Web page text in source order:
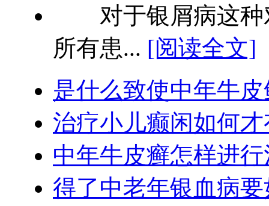
对于银屑病这种
所有患... [阅读全文]
是什么致使中年牛
治疗小儿癫闲如何
中年牛皮癣怎样进
得了中老年银血病